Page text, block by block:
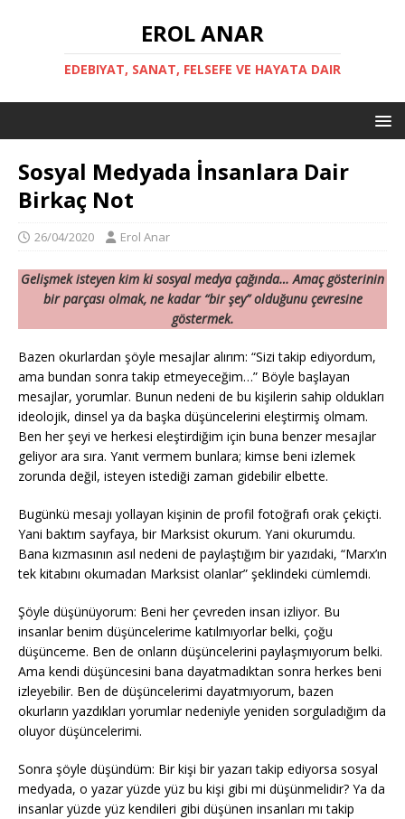
EROL ANAR
EDEBIYAT, SANAT, FELSEFE VE HAYATA DAIR
Sosyal Medyada İnsanlara Dair
Birkaç Not
26/04/2020 Erol Anar
Gelişmek isteyen kim ki sosyal medya çağında… Amaç gösterinin
bir parçası olmak, ne kadar “bir şey” olduğunu çevresine
göstermek.
Bazen okurlardan şöyle mesajlar alırım: “Sizi takip ediyordum,
ama bundan sonra takip etmeyeceğim…” Böyle başlayan
mesajlar, yorumlar. Bunun nedeni de bu kişilerin sahip oldukları
ideolojik, dinsel ya da başka düşüncelerini eleştirmiş olmam.
Ben her şeyi ve herkesi eleştirdiğim için buna benzer mesajlar
geliyor ara sıra. Yanıt vermem bunlara; kimse beni izlemek
zorunda değil, isteyen istediği zaman gidebilir elbette.
Bugünkü mesajı yollayan kişinin de profil fotoğrafı orak çekiçti.
Yani baktım sayfaya, bir Marksist okurum. Yani okurumdu.
Bana kızmasının asıl nedeni de paylaştığım bir yazıdaki, “Marx’ın
tek kitabını okumadan Marksist olanlar” şeklindeki cümlemdi.
Şöyle düşünüyorum: Beni her çevreden insan izliyor. Bu
insanlar benim düşüncelerime katılmıyorlar belki, çoğu
düşünceme. Ben de onların düşüncelerini paylaşmıyorum belki.
Ama kendi düşüncesini bana dayatmadıktan sonra herkes beni
izleyebilir. Ben de düşüncelerimi dayatmıyorum, bazen
okurların yazdıkları yorumlar nedeniyle yeniden sorguladığım da
oluyor düşüncelerimi.
Sonra şöyle düşündüm: Bir kişi bir yazarı takip ediyorsa sosyal
medyada, o yazar yüzde yüz bu kişi gibi mi düşünmelidir? Ya da
insanlar yüzde yüz kendileri gibi düşünen insanları mı takip